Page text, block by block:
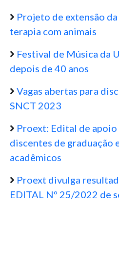
Projeto de extensão
terapia com animais
Festival de Música da
depois de 40 anos
Vagas abertas para
SNCT 2023
Proext: Edital de
discentes de graduação
acadêmicos
Proext divulga
EDITAL Nº 25/2022 de